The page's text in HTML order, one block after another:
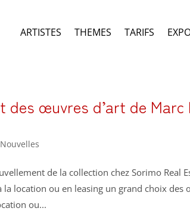
ARTISTES THEMES TARIFS
des œuvres d’art de
Nouvelles
de la collection chez Sorimo Real
la location ou en leasing un grand choix des
ou...